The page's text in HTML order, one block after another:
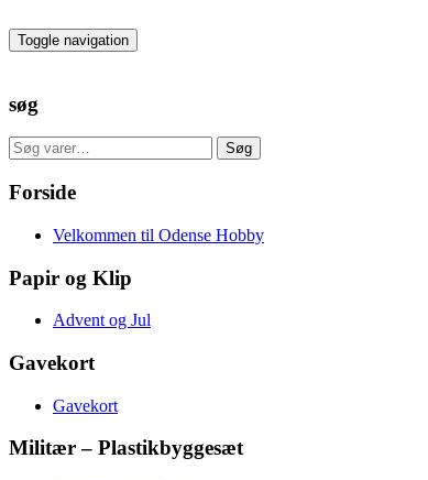
to
the
Toggle navigation
søg
Søg
efter:
Søg
Forside
Velkommen til Odense Hobby
Papir og Klip
Advent og Jul
Gavekort
Gavekort
Militær – Plastikbyggesæt